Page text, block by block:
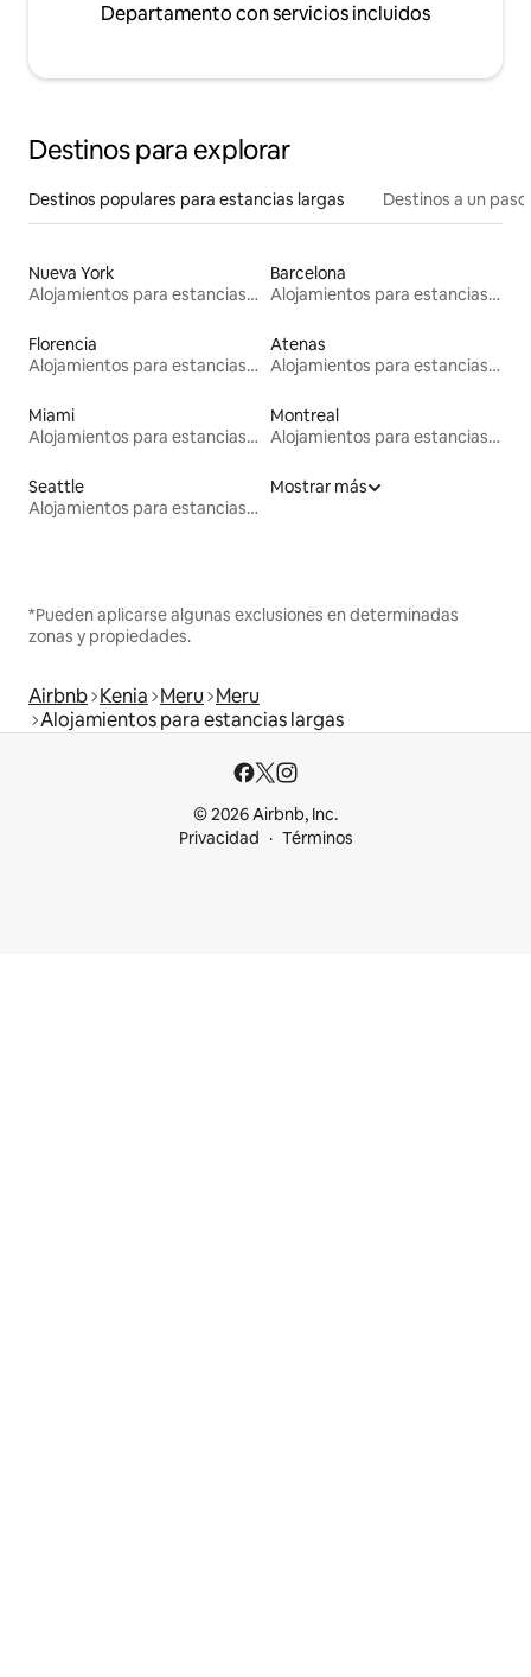
Departamento con servicios incluidos
Destinos para explorar
Destinos populares para estancias largas Destinos a un
Nueva York
Alojamientos para estancias largas
Barcelona
Alojamientos para estancias largas
Florencia
Alojamientos para estancias largas
Atenas
Alojamientos para estancias largas
Miami
Alojamientos para estancias largas
Montreal
Alojamientos para estancias largas
Seattle
Alojamientos para estancias largas
Mostrar más
*Pueden aplicarse algunas exclusiones en determinadas
zonas y propiedades.
Airbnb Kenia Meru Meru
Alojamientos para estancias largas
© 2026 Airbnb, Inc.
Privacidad
Términos